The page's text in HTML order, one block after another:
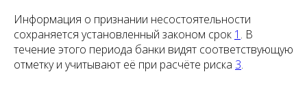
Информация о признании несостоятельности
сохраняется установленный законом срок 1 . В
течение этого периода банки видят соответствующую
отметку и учитывают её при расчёте риска 3.